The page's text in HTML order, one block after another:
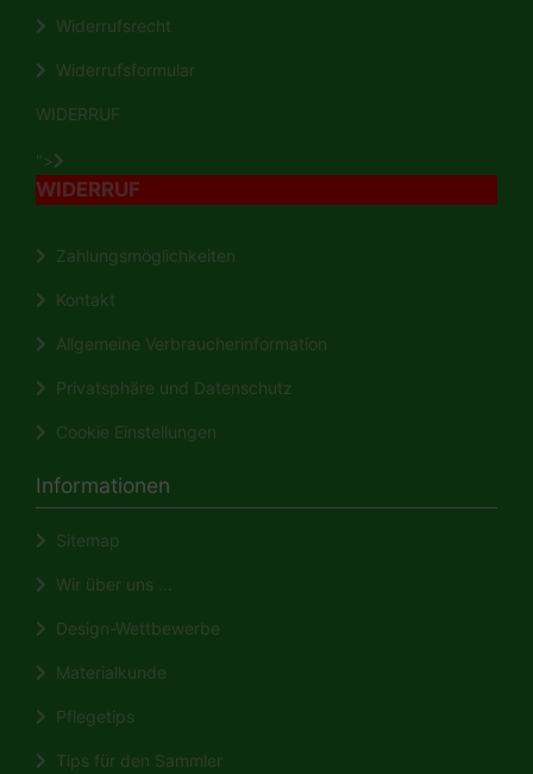
Widerrufsrecht
Widerrufsformular
WIDERRUF
">
WIDERRUF
Zahlungsmöglichkeiten
Kontakt
Allgemeine Verbraucherinformation
Privatsphäre und Datenschutz
Cookie Einstellungen
Informationen
Sitemap
Wir über uns ...
Design-Wettbewerbe
Materialkunde
Pflegetips
Tips für den Sammler